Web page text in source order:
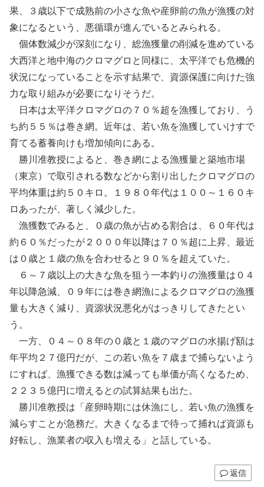
果、３歳以下で成熟前の小さな魚や産卵前の魚が漁獲の対
象になるという、悪循環が進んでいるとみられる。
個体数減少が深刻になり、総漁獲量の削減を進めている
大西洋と地中海のクロマグロと同様に、太平洋でも危機的
状況になっていることを示す結果で、資源保護に向けた強
力な取り組みが必要になりそうだ。
日本は太平洋クロマグロの７０％超を漁獲しており、う
ち約５５％は巻き網。近年は、若い魚を漁獲していけすで
育てる蓄養向けも増加傾向にある。
勝川准教授によると、巻き網による漁獲量と築地市場
（東京）で取引される数などから割り出したクロマグロの
平均体重は約５０キロ。１９８０年代は１００～１６０キ
ロあったが、著しく減少した。
漁獲数でみると、０歳の魚が占める割合は、６０年代は
約６０％だったが２０００年以降は７０％超に上昇、最近
は０歳と１歳の魚を合わせると９０％を超えていた。
６～７歳以上の大きな魚を狙う一本釣りの漁獲量は０４
年以降急減、０９年には巻き網漁によるクロマグロの漁獲
量も大きく減り、資源状況悪化がはっきりしてきたとい
う。
一方、０４～０８年の０歳と１歳のマグロの水揚げ額は
年平均２７億円だが、この若い魚を７歳まで捕らないよう
にすれば、漁獲できる数は減っても単価が高くなるため、
２２３５億円に増えるとの試算結果も出た。
勝川准教授は「産卵時期には休漁にし、若い魚の漁獲を
減らすことが急務だ。大きくなるまで待って捕れば資源も
好転し、漁業者の収入も増える」と話している。
返信